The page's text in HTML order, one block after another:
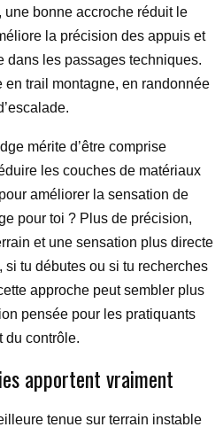
bonne accroche réduit le
la précision des appuis et
dans les passages techniques.
en trail montagne, en randonnée
mérite d’être comprise
les couches de matériaux
améliorer la sensation de
pour toi ? Plus de précision,
et une sensation plus directe
tu débutes ou si tu recherches
approche peut sembler plus
pensée pour les pratiquants
du contrôle.
apportent vraiment
tenue sur terrain instable